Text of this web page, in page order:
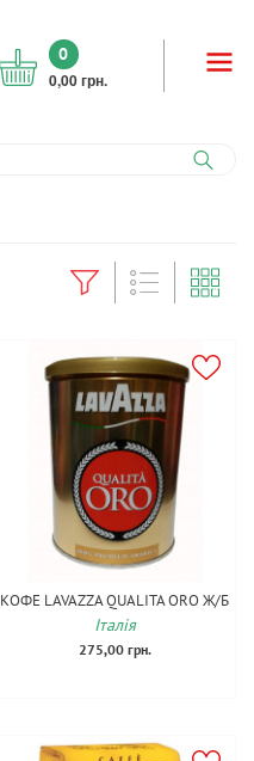
0
0,00 грн.
КОФЕ LAVAZZA QUALITA ОRО Ж/Б
Італія
275,00 грн.